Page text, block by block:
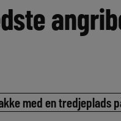
med en tredjeplads